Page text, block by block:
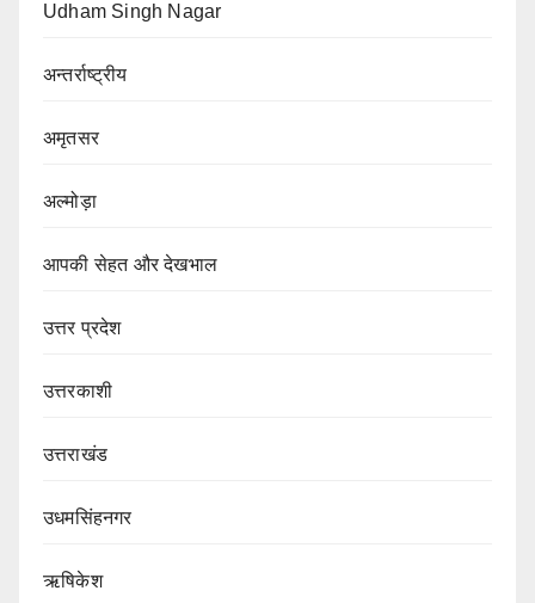
Udham Singh Nagar
अन्तर्राष्ट्रीय
अमृतसर
अल्मोड़ा
आपकी सेहत और देखभाल
उत्तर प्रदेश
उत्तरकाशी
उत्तराखंड
उधमसिंहनगर
ऋषिकेश